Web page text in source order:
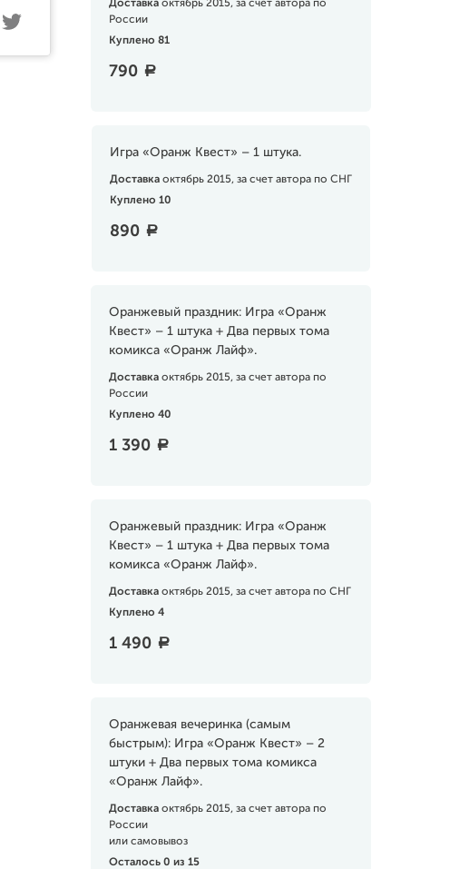
Доставка октябрь 2015, за счет автора по
России
Куплено 81
790 a
Игра «Оранж Квест» – 1 штука.
Доставка октябрь 2015, за счет автора по СНГ
Куплено 10
890 a
Оранжевый праздник: Игра «Оранж
Квест» – 1 штука + Два первых тома
комикса «Оранж Лайф».
Доставка октябрь 2015, за счет автора по
России
Куплено 40
1 390 a
Оранжевый праздник: Игра «Оранж
Квест» – 1 штука + Два первых тома
комикса «Оранж Лайф».
Доставка октябрь 2015, за счет автора по СНГ
Куплено 4
1 490 a
Оранжевая вечеринка (самым
быстрым): Игра «Оранж Квест» – 2
штуки + Два первых тома комикса
«Оранж Лайф».
Доставка октябрь 2015, за счет автора по
России
или самовывоз
Осталось 0 из 15